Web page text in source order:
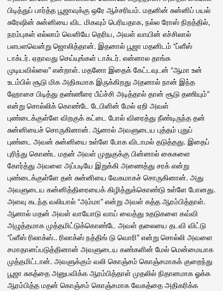
பிடித்துப் பார்த்த பூஜாவுக்கு ஒரே ஆச்சரியம். மதனின் சுன்னிப் பயல்
சுரேஷின் சுன்னியை விட மிகவும் பெரியதாக, நல்ல ரோஸ் நிறத்தில்,
நரம்புகள் எல்லாம் வெளியே தெரிய, அவள் வாயின் எச்சிலால்
பளபளவென்று ஜொலித்தான். இதனால் பூஜா மதனிடம் “ப்ளீஸ்
டாக்டர். ஏதாவது செய்யுங்கள் டாக்டர். என்னால தாங்க
முடியவில்லை” என்றாள். மதனோ இதைக் கேட்டவுடன் “ஆமா உன்
உடம்பில் சூடு மிக அதிகமாக இருக்கிறது அதனால் நான் இந்த
ஹோசை பிடித்து தண்ணீரை பீய்ச்சி அடித்தால் தான் சூடு தணியும்”
என்று சொல்லிக் கொண்டே டேபிளின் மேல் ஏறி அவள்
புண்டைக்குள்ளே விறகுக் கட்டை போல் விரைத்து நீண்டிருந்த தன்
சுன்னியைச் சொருகினான். ஆனால் அவளுடைய புத்தம் புதுப்
புண்டை அவன் சுன்னியை உள்ளே போக விடாமல் தடுத்தது. இதைப்
புரிந்து கொண்ட மதன் அவள் முதுகுக்கு பின்னால் கைகளை
கோர்த்து அவளை அப்படியே இறுக்கி அணைத்து சரக் என்று
புண்டைக்குள்ளே தன் சுன்னியை வேகமாகச் சொருகினான். அது
அவளுடைய கன்னித்திரையைக் கிழித்துக்கொண்டு உள்ளே போனது.
அளவு கடந்த வலியால் “அம்மா” என்று அவள் கத்த ஆரம்பித்தாள்.
ஆனால் மதன் அவள் வாயோடு வாய் வைத்து உதடுகளை கவ்வி
அழுத்தமாக முத்தமிட்டுக்கொண்டே அவள் தலையை தடவி விட்டு
“ப்ளீஸ் ரிலாக்ஸ்.. ரிலாக்ஸ் நத்திங் டு வொரி” என்று சொல்லி அவளை
சமாதானப்படுத்தினான் அவளுடைய கண்களின் மேல் மென்மையாக
முத்தமிட்டான். அவளுக்கும் வலி கொஞ்சம் கொஞ்சமாகக் குறைந்து
பூஜா சுகத்தை அனுபவிக்க ஆரம்பித்தாள் முதலில் நிதானமாக ஓக்க
ஆரம்பித்த மதன் கொஞ்சம் கொஞ்சமாக வேகத்தை அதிகரிக்க